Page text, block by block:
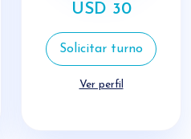
USD 30
Solicitar turno
Ver perfil